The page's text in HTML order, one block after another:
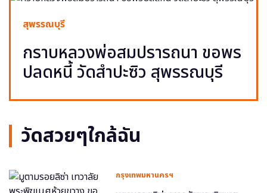
สุพรรณบุรี
กราบหลวงพ่อสมปรารถนา ขอพร
ปลดหนี้ วัดสำปะซิว สุพรรณบุรี
วัดสวยๆใกล้ฉัน
กรุงเทพมหานครฯ